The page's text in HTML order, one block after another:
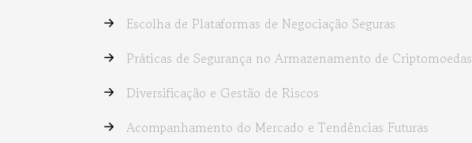
Escolha de Plataformas de Negociação Seguras
Práticas de Segurança no Armazenamento de Criptomoedas
Diversificação e Gestão de Riscos
Acompanhamento do Mercado e Tendências Futuras